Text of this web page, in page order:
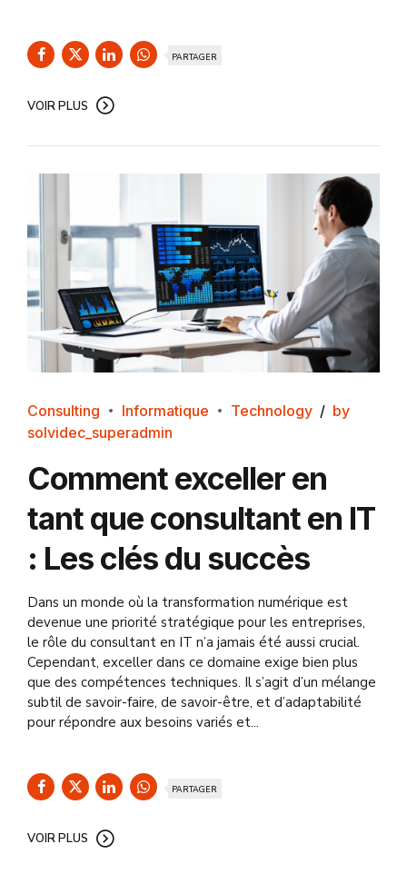
PARTAGER
VOIR PLUS
Consulting Informatique Technology
by
solvidec_superadmin
Comment exceller en
tant que consultant en IT
: Les clés du succès
Dans un monde où la transformation numérique est
devenue une priorité stratégique pour les entreprises,
le rôle du consultant en IT n’a jamais été aussi crucial.
Cependant, exceller dans ce domaine exige bien plus
que des compétences techniques. Il s’agit d’un mélange
subtil de savoir-faire, de savoir-être, et d’adaptabilité
pour répondre aux besoins variés et...
PARTAGER
VOIR PLUS